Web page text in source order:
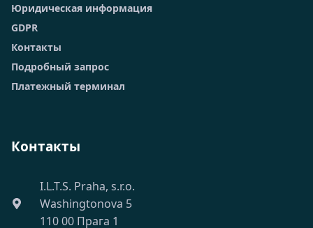
Юридическая информация
GDPR
Контакты
Подробный запрос
Платежный терминал
Контакты
I.L.T.S. Praha, s.r.o.
Washingtonova 5
110 00 Прага 1